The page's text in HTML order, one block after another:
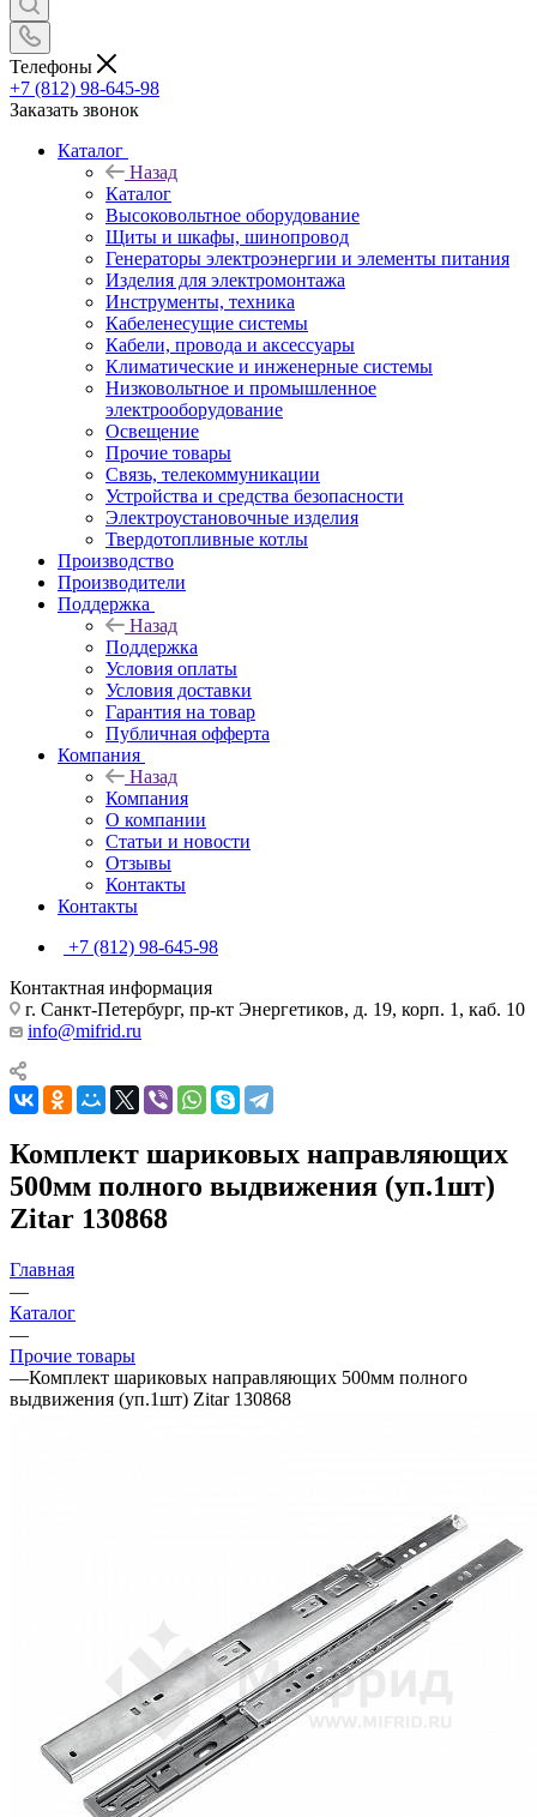
Телефоны
+7 (812) 98-645-98
Заказать звонок
Каталог
Назад
Каталог
Высоковольтное оборудование
Щиты и шкафы, шинопровод
Генераторы электроэнергии и элементы питания
Изделия для электромонтажа
Инструменты, техника
Кабеленесущие системы
Кабели, провода и аксессуары
Климатические и инженерные системы
Низковольтное и промышленное
электрооборудование
Освещение
Прочие товары
Связь, телекоммуникации
Устройства и средства безопасности
Электроустановочные изделия
Твердотопливные котлы
Производство
Производители
Поддержка
Назад
Поддержка
Условия оплаты
Условия доставки
Гарантия на товар
Публичная офферта
Компания
Назад
Компания
О компании
Статьи и новости
Отзывы
Контакты
Контакты
+7 (812) 98-645-98
Контактная информация
г. Санкт-Петербург, пр-кт Энергетиков, д. 19, корп. 1, каб. 10
info@mifrid.ru
Комплект шариковых направляющих
500мм полного выдвижения (уп.1шт)
Zitar 130868
Главная
—
Каталог
—
Прочие товары
—Комплект шариковых направляющих 500мм полного
выдвижения (уп.1шт) Zitar 130868